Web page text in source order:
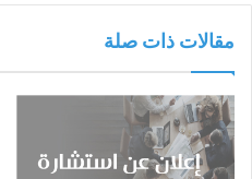
مقالات ذات صلة